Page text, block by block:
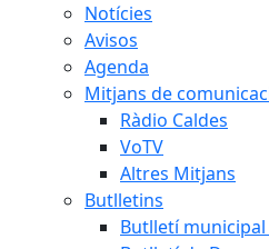
Notícies
Avisos
Agenda
Mitjans de
Ràdio Caldes
VoTV
Altres Mitjans
Butlletins
Butlletí municipal